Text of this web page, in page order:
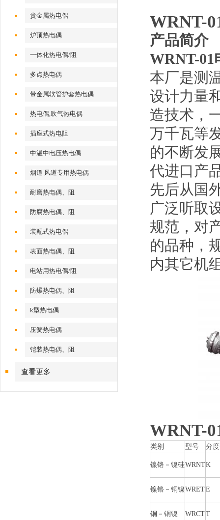
贵金属热电偶
炉顶热电偶
一体化热电偶/阻
多点热电偶
带金属软管护套热电偶
热电偶,吹气热电偶
插座式热电阻
中温中电压热电偶
烟道 风道专用热电偶
耐磨热电偶、阻
防腐热电偶、阻
装配式热电偶
表面热电偶、阻
电站用热电偶/阻
防爆热电偶、阻
k型热电偶
压簧热电偶
铠装热电偶、阻
查看更多
WRNT-
产品简介
WRNT-01
本厂是测
设计力量
造技术，
万千瓦等
的不断发
代进口产
先后从国
广泛听取
规范，对
的品种，
内其它机
WRNT-
类别 型号 分
镍铬－镍硅WRNTK
镍铬－铜镍WRETE
铜－铜镍 WRCTT